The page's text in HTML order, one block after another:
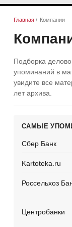
Главная / Компании
Подборка
упоминаний в
увидите все
лет архива.
САМЫЕ
Сбер Банк
Kartoteka.ru
Россельхоз
Центробанки